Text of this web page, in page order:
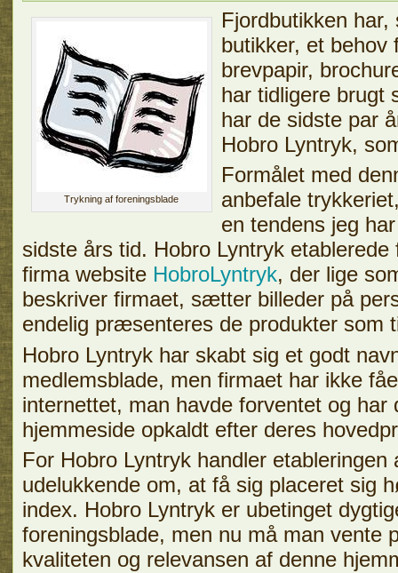
Trykning af foreningsblade
Fjordbutikken
butikker, et behov
brevpapir,
har tidligere brugt
har de sidste par
Hobro Lyntryk,
Formålet med
anbefale
en tendens jeg
sidste års tid. Hobro Lyntryk
firma website HobroLyntryk, der lige
beskriver firmaet, sætter billeder på
endelig præsenteres de produkter som
Hobro Lyntryk har skabt sig et godt
medlemsblade, men firmaet har ikke
internettet, man havde forventet og har
hjemmeside opkaldt efter deres
For Hobro Lyntryk handler etableringen
udelukkende om, at få sig placeret sig
index. Hobro Lyntryk er ubetinget
foreningsblade, men nu må man vente
kvaliteten og relevansen af denne